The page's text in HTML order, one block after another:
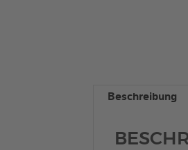
Beschreibung